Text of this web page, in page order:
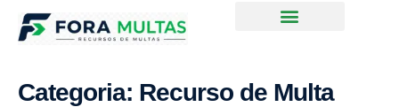
Categoria: Recurso de Multa